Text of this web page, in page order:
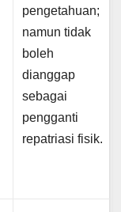
pengetahuan;
namun tidak
boleh
dianggap
sebagai
pengganti
repatriasi fisik.